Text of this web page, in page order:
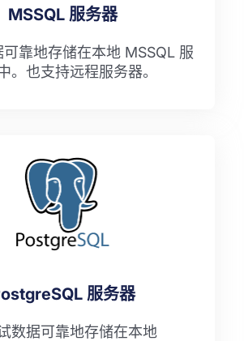
MSSQL 服务器
靠地存储在本地 MSSQL 服
。也支持远程服务器。
服务器
数据可靠地存储在本地